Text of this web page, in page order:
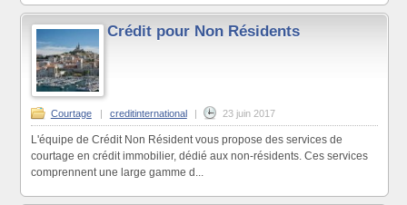
Crédit pour Non Résidents
Courtage | creditinternational | 23 juin 2017
L'équipe de Crédit Non Résident vous propose des services de
courtage en crédit immobilier, dédié aux non-résidents. Ces services
comprennent une large gamme d...